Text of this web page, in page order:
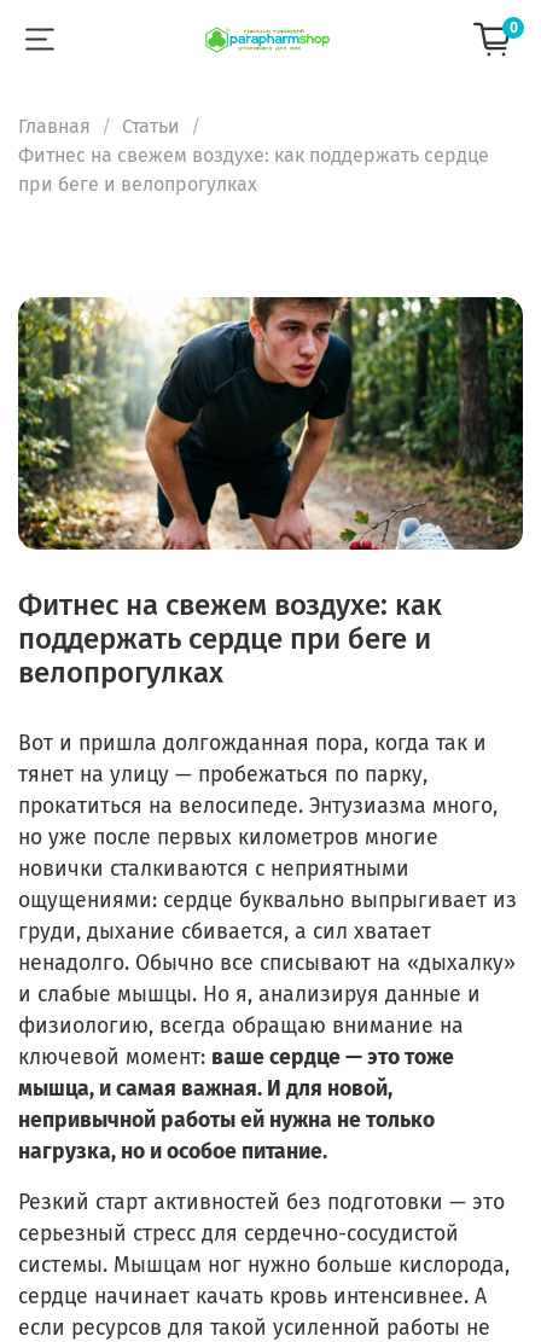
0
Главная
Статьи
Фитнес на свежем воздухе: как поддержать сердце
при беге и велопрогулках
Фитнес на свежем воздухе: как
поддержать сердце при беге и
велопрогулках
Вот и пришла долгожданная пора, когда так и
тянет на улицу — пробежаться по парку,
прокатиться на велосипеде. Энтузиазма много,
но уже после первых километров многие
новички сталкиваются с неприятными
ощущениями: сердце буквально выпрыгивает из
груди, дыхание сбивается, а сил хватает
ненадолго. Обычно все списывают на «дыхалку»
и слабые мышцы. Но я, анализируя данные и
физиологию, всегда обращаю внимание на
ключевой момент: ваше сердце — это тоже
мышца, и самая важная. И для новой,
непривычной работы ей нужна не только
нагрузка, но и особое питание.
Резкий старт активностей без подготовки — это
серьезный стресс для сердечно-сосудистой
системы. Мышцам ног нужно больше кислорода,
сердце начинает качать кровь интенсивнее. А
если ресурсов для такой усиленной работы не